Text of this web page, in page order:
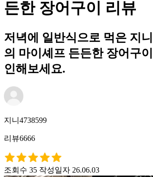
든한 장어구이 리뷰
저녁에 일반식으로 먹은 지니
의 마이셰프 든든한 장어구
인해보세요.
지니4738599
리뷰6666
조회수 35 작성일자 26.06.03